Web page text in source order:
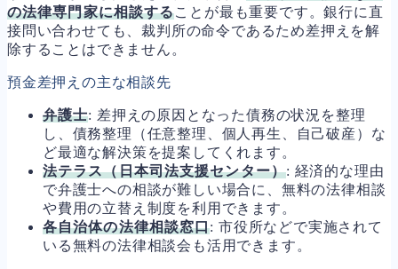
の法律専門家に相談することが最も重要です。銀行に直
接問い合わせても、裁判所の命令であるため差押えを解
除することはできません。
預金差押えの主な相談先
弁護士: 差押えの原因となった債務の状況を整理
し、債務整理（任意整理、個人再生、自己破産）な
ど最適な解決策を提案してくれます。
法テラス（日本司法支援センター）: 経済的な理由
で弁護士への相談が難しい場合に、無料の法律相談
や費用の立替え制度を利用できます。
各自治体の法律相談窓口: 市役所などで実施されて
いる無料の法律相談会も活用できます。